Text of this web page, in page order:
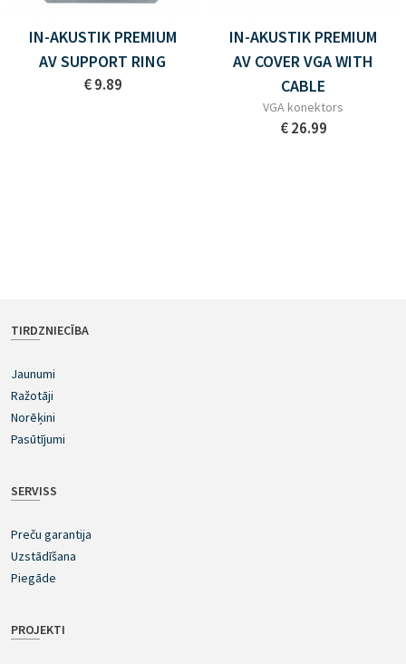
IN-AKUSTIK PREMIUM
AV SUPPORT RING
€ 9.89
IN-AKUSTIK PREMIUM
AV COVER VGA WITH
CABLE
VGA konektors
€ 26.99
TIRDZNIECĪBA
Jaunumi
Ražotāji
Norēķini
Pasūtījumi
SERVISS
Preču garantija
Uzstādīšana
Piegāde
PROJEKTI